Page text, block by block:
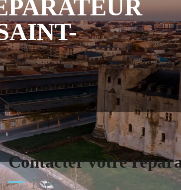
Contacter votre